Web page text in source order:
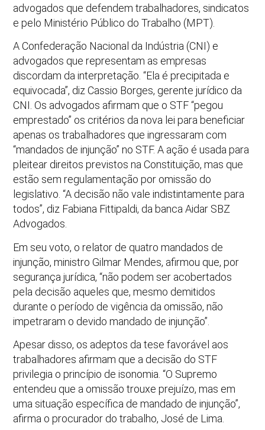
advogados que defendem trabalhadores, sindicatos
e pelo Ministério Público do Trabalho (MPT).
A Confederação Nacional da Indústria (CNI) e
advogados que representam as empresas
discordam da interpretação. “Ela é precipitada e
equivocada”, diz Cassio Borges, gerente jurídico da
CNI. Os advogados afirmam que o STF “pegou
emprestado” os critérios da nova lei para beneficiar
apenas os trabalhadores que ingressaram com
“mandados de injunção” no STF. A ação é usada para
pleitear direitos previstos na Constituição, mas que
estão sem regulamentação por omissão do
legislativo. “A decisão não vale indistintamente para
todos”, diz Fabiana Fittipaldi, da banca Aidar SBZ
Advogados.
Em seu voto, o relator de quatro mandados de
injunção, ministro Gilmar Mendes, afirmou que, por
segurança jurídica, “não podem ser acobertados
pela decisão aqueles que, mesmo demitidos
durante o período de vigência da omissão, não
impetraram o devido mandado de injunção”.
Apesar disso, os adeptos da tese favorável aos
trabalhadores afirmam que a decisão do STF
privilegia o princípio de isonomia. “O Supremo
entendeu que a omissão trouxe prejuízo, mas em
uma situação específica de mandado de injunção”,
afirma o procurador do trabalho, José de Lima.